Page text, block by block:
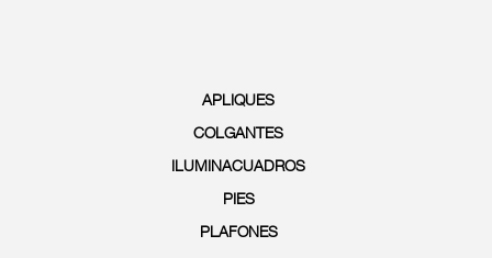
APLIQUES
COLGANTES
ILUMINACUADROS
PIES
PLAFONES